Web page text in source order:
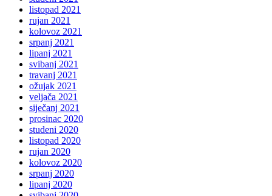
listopad 2021
rujan 2021
kolovoz 2021
srpanj 2021
lipanj 2021
svibanj 2021
travanj 2021
ožujak 2021
veljača 2021
siječanj 2021
prosinac 2020
studeni 2020
listopad 2020
rujan 2020
kolovoz 2020
srpanj 2020
lipanj 2020